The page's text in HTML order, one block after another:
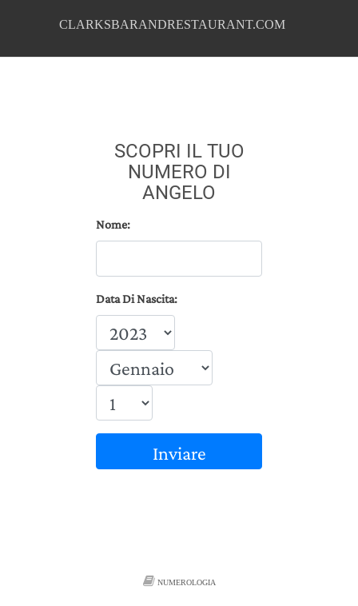
CLARKSBARANDRESTAURANT.COM
SCOPRI IL TUO
NUMERO DI
ANGELO
Nome:
Data Di Nascita:
Inviare
NUMEROLOGIA